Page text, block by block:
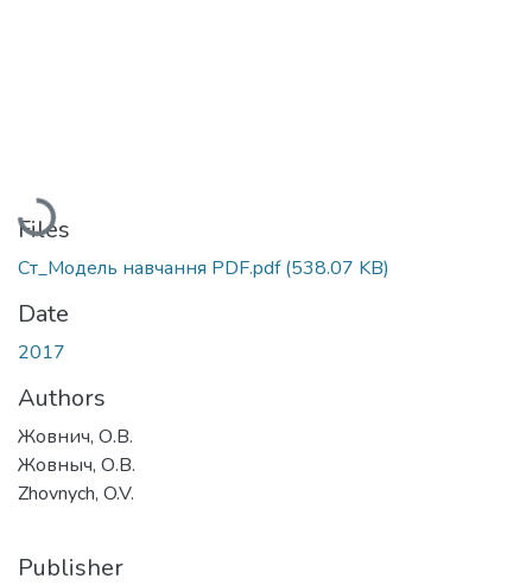
Loading...
Files
Ст_Модель навчання PDF.pdf(538.07 KB)
Date
2017
Authors
Жовнич, О.В.
Жовныч, О.В.
Zhovnych, O.V.
Publisher